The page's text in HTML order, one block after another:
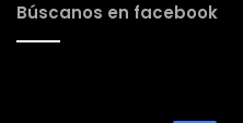
Búscanos en facebook